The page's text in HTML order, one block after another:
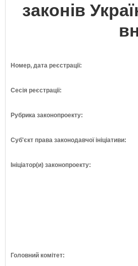
законів
Номер, дата реєстрації:
Сесія реєстрації:
Рубрика законопроекту:
Суб'єкт права законодавчої ініціативи:
Ініціатор(и) законопроекту:
Головний комітет: